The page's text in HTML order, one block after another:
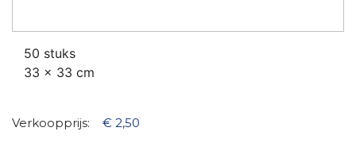
50 stuks
33 x 33 cm
Verkoopprijs: € 2,50